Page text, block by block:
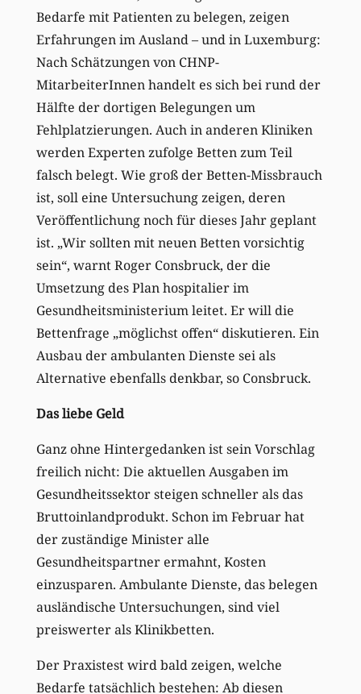
Bedarfe mit Patienten zu belegen, zeigen
Erfahrungen im Ausland – und in Luxemburg:
Nach Schätzungen von CHNP-
MitarbeiterInnen handelt es sich bei rund der
Hälfte der dortigen Belegungen um
Fehlplatzierungen. Auch in anderen Kliniken
werden Experten zufolge Betten zum Teil
falsch belegt. Wie groß der Betten-Missbrauch
ist, soll eine Untersuchung zeigen, deren
Veröffentlichung noch für dieses Jahr geplant
ist. „Wir sollten mit neuen Betten vorsichtig
sein“, warnt Roger Consbruck, der die
Umsetzung des Plan hospitalier im
Gesundheitsministerium leitet. Er will die
Bettenfrage „möglichst offen“ diskutieren. Ein
Ausbau der ambulanten Dienste sei als
Alternative ebenfalls denkbar, so Consbruck.
Das liebe Geld
Ganz ohne Hintergedanken ist sein Vorschlag
freilich nicht: Die aktuellen Ausgaben im
Gesundheitssektor steigen schneller als das
Bruttoinlandprodukt. Schon im Februar hat
der zuständige Minister alle
Gesundheitspartner ermahnt, Kosten
einzusparen. Ambulante Dienste, das belegen
ausländische Untersuchungen, sind viel
preiswerter als Klinikbetten.
Der Praxistest wird bald zeigen, welche
Bedarfe tatsächlich bestehen: Ab diesen